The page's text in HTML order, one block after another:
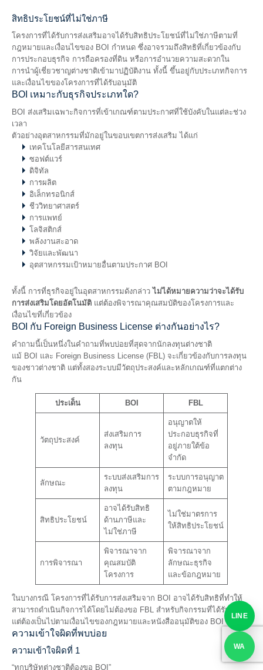
สิทธิประโยชน์ที่ไม่ใช่ภาษี
โครงการที่ได้รับการส่งเสริมอาจได้รับสิทธิประโยชน์ที่ไม่ใช่ภาษีตามที่
กฎหมายและเงื่อนไขของ BOI กำหนด ซึ่งอาจรวมถึงสิทธิที่เกี่ยวข้องกับ
การประกอบธุรกิจ การถือครองที่ดิน หรือการอำนวยความสะดวกใน
การนำผู้เชี่ยวชาญต่างชาติเข้ามาปฏิบัติงาน ทั้งนี้ ขึ้นอยู่กับประเภทกิจการ
และเงื่อนไขของโครงการที่ได้รับอนุมัติ
BOI เหมาะกับธุรกิจประเภทใด?
BOI ส่งเสริมเฉพาะกิจการที่เข้าเกณฑ์ตามประกาศที่ใช้บังคับในแต่ละช่วง
เวลา
ตัวอย่างอุตสาหกรรมที่มักอยู่ในขอบเขตการส่งเสริม ได้แก่
เทคโนโลยีสารสนเทศ
ซอฟต์แวร์
ดิจิทัล
การผลิต
อิเล็กทรอนิกส์
ชีววิทยาศาสตร์
การแพทย์
โลจิสติกส์
พลังงานสะอาด
วิจัยและพัฒนา
อุตสาหกรรมเป้าหมายอื่นตามประกาศ BOI
ทั้งนี้ การที่ธุรกิจอยู่ในอุตสาหกรรมดังกล่าวไม่ได้หมายความว่าจะได้รับ
การส่งเสริมโดยอัตโนมัติ แต่ต้องพิจารณาคุณสมบัติของโครงการและ
เงื่อนไขที่เกี่ยวข้อง
BOI กับ Foreign Business License ต่างกันอย่างไร?
คำถามนี้เป็นหนึ่งในคำถามที่พบบ่อยที่สุดจากนักลงทุนต่างชาติ
แม้ BOI และ Foreign Business License (FBL) จะเกี่ยวข้องกับการลงทุน
ของชาวต่างชาติ แต่ทั้งสองระบบมีวัตถุประสงค์และหลักเกณฑ์ที่แตกต่าง
กัน
ประเด็น BOI FBL
วัตถุประสงค์
ส่งเสริมการ
ลงทุน
อนุญาตให้
ประกอบธุรกิจที่
อยู่ภายใต้ข้อ
จำกัด
ลักษณะ
ระบบส่งเสริมการ
ลงทุน
ระบบการอนุญาต
ตามกฎหมาย
สิทธิประโยชน์
อาจได้รับสิทธิ
ด้านภาษีและ
ไม่ใช่ภาษี
ไม่ใช่มาตรการ
ให้สิทธิประโยชน์
การพิจารณา
พิจารณาจาก
คุณสมบัติ
โครงการ
พิจารณาจาก
ลักษณะธุรกิจ
และข้อกฎหมาย
ในบางกรณี โครงการที่ได้รับการส่งเสริมจาก BOI อาจได้รับสิทธิที่ทำให้
สามารถดำเนินกิจการได้โดยไม่ต้องขอ FBL สำหรับกิจกรรมที่ได้รับอนุมัติ
แต่ต้องเป็นไปตามเงื่อนไขของกฎหมายและหนังสืออนุมัติของ BOI
ความเข้าใจผิดที่พบบ่อย
ความเข้าใจผิดที่ 1
“ทุกบริษัทต่างชาติต้องขอ BOI”
LINE
WA